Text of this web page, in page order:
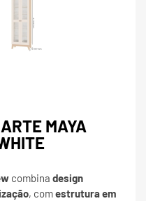
MAYA
combina design
, comestrutura em